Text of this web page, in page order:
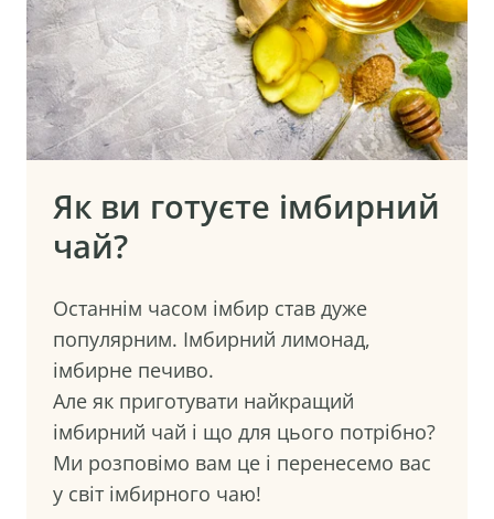
Як ви готуєте імбирний
чай?
Останнім часом імбир став дуже
популярним. Імбирний лимонад,
імбирне печиво.
Але як приготувати найкращий
імбирний чай і що для цього потрібно?
Ми розповімо вам це і перенесемо вас
у світ імбирного чаю!